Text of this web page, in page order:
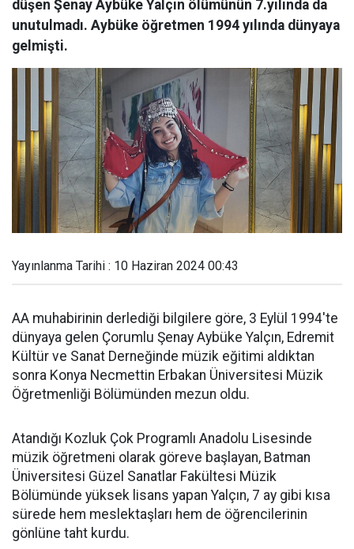
düşen Şenay Aybüke Yalçın ölümünün 7.yılında da
unutulmadı. Aybüke öğretmen 1994 yılında dünyaya
gelmişti.
Yayınlanma Tarihi : 10 Haziran 2024 00:43
AA muhabirinin derlediği bilgilere göre, 3 Eylül 1994'te
dünyaya gelen Çorumlu Şenay Aybüke Yalçın, Edremit
Kültür ve Sanat Derneğinde müzik eğitimi aldıktan
sonra Konya Necmettin Erbakan Üniversitesi Müzik
Öğretmenliği Bölümünden mezun oldu.
Atandığı Kozluk Çok Programlı Anadolu Lisesinde
müzik öğretmeni olarak göreve başlayan, Batman
Üniversitesi Güzel Sanatlar Fakültesi Müzik
Bölümünde yüksek lisans yapan Yalçın, 7 ay gibi kısa
sürede hem meslektaşları hem de öğrencilerinin
gönlüne taht kurdu.